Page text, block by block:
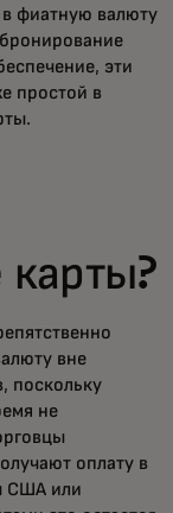
фиатную валюту
эти
простой в
вне
поскольку
не
оплату в
США или